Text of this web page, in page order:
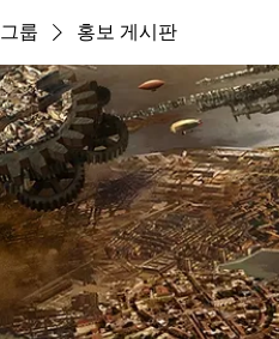
그룹 홍보 게시판